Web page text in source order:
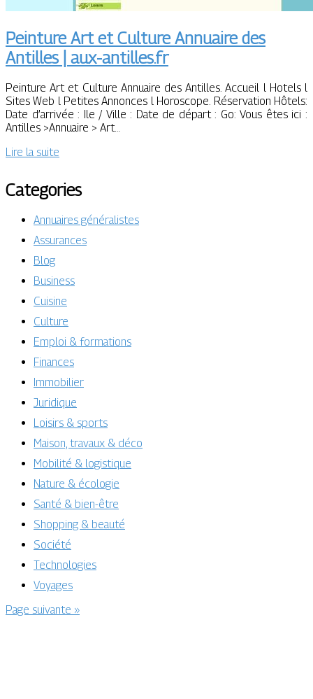
Peinture Art et Culture Annuaire des
Antilles | aux-antilles.fr
Peinture Art et Culture Annuaire des Antilles. Accueil l Hotels l
Sites Web l Petites Annonces l Horoscope. Réservation Hôtels:
Date d’arrivée : Ile / Ville : Date de départ : Go: Vous êtes ici :
Antilles >Annuaire > Art…
Lire la suite
Categories
Annuaires généralistes
Assurances
Blog
Business
Cuisine
Culture
Emploi & formations
Finances
Immobilier
Juridique
Loisirs & sports
Maison, travaux & déco
Mobilité & logistique
Nature & écologie
Santé & bien-être
Shopping & beauté
Société
Technologies
Voyages
Page suivante »